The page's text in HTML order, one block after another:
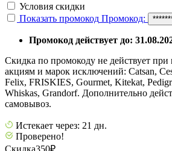
Условия скидки
Показать промокод Промокод:
Промокод действует до:
Скидка по промокоду не действует при
акциям и марок исключений: Catsan,
Felix, FRISKIES, Gourmet, Kitekat,
Whiskas, Grandorf. Дополнительно
самовывоз.
Истекает через: 21 дн.
Проверено!
Скидка350₽